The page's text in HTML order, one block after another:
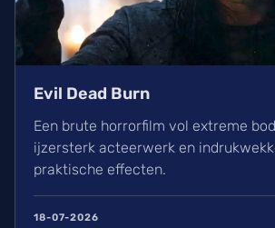
Evil Dead Burn
Een brute horrorfilm vol extreme
ijzersterk acteerwerk en
praktische effecten.
18-07-2026